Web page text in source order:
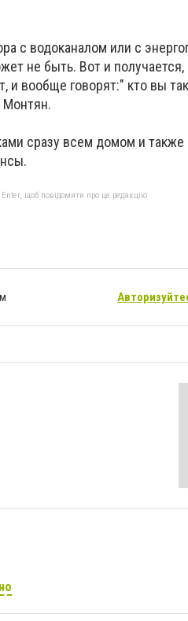
с водоканалом или с
не быть. Вот и
и вообще говорят:" кто вы
Монтян.
сразу всем домом и
щоб повідомити про це редакцію